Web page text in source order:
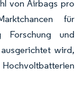
von Airbags pro
für
Forschung und
wird,